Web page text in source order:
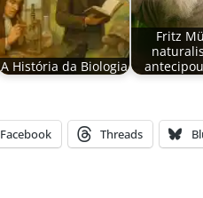
A História da Biologia
Fritz
Facebook Threads